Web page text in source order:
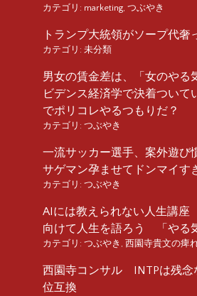
カテゴリ: marketing つぶやき
トランプ大統領がソープ代奢
カテゴリ: 未分類
男女の賃金差は、「女のやる
ビデンス経済学で決着ついて
でポリコレやるつもりだ？
カテゴリ: つぶやき
一流サッカー選手、案外遊び
サゲマン孕ませてドンマイす
カテゴリ: つぶやき
AIには教えられない人生講
向けて人生を語ろう 「やる
カテゴリ: つぶやき 西園寺貴文の痺
西園寺コンサル INTPは残念
位互換